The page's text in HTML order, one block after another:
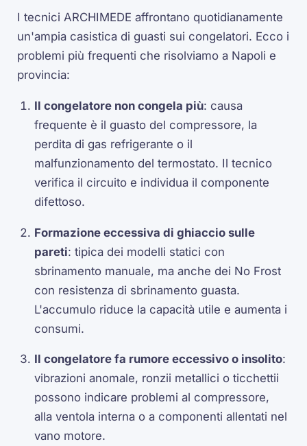
I tecnici ARCHIMEDE affrontano quotidianamente
un'ampia casistica di guasti sui congelatori. Ecco i
problemi più frequenti che risolviamo a Napoli e
provincia:
Il congelatore non congela più: causa
frequente è il guasto del compressore, la
perdita di gas refrigerante o il
malfunzionamento del termostato. Il tecnico
verifica il circuito e individua il componente
difettoso.
Formazione eccessiva di ghiaccio sulle
pareti: tipica dei modelli statici con
sbrinamento manuale, ma anche dei No Frost
con resistenza di sbrinamento guasta.
L'accumulo riduce la capacità utile e aumenta i
consumi.
Il congelatore fa rumore eccessivo o insolito:
vibrazioni anomale, ronzii metallici o ticchettii
possono indicare problemi al compressore,
alla ventola interna o a componenti allentati nel
vano motore.